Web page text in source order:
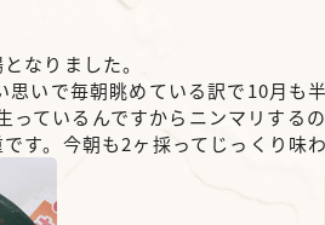
なりました。
思いで毎朝眺めている訳で10月も
ているんですからニンマリする
す。今朝も2ヶ採ってじっくり味